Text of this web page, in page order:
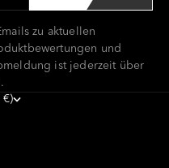
zu aktuellen
und
ist jederzeit über
€)